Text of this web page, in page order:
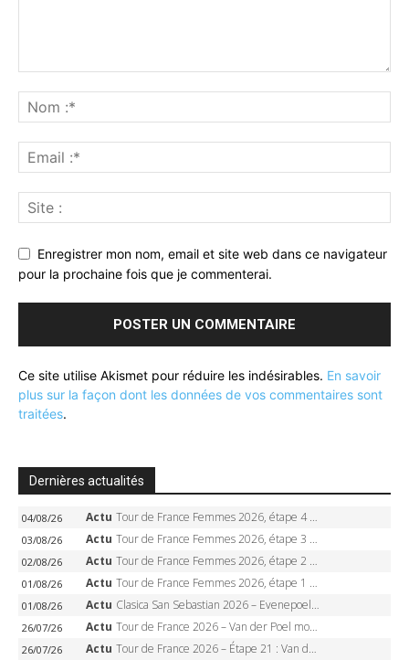
Enregistrer mon nom, email et site web dans ce navigateur
pour la prochaine fois que je commenterai.
Ce site utilise Akismet pour réduire les indésirables. En savoir
plus sur la façon dont les données de vos commentaires sont
traitées.
Dernières actualités
04/08/26 Actu Tour de France Femmes 2026, étape 4 – Marlen Reusser écrase le chrono, Ferrand-Prévot en crise
03/08/26 Actu Tour de France Femmes 2026, étape 3 – Sigrid Haugset en solitaire, 88 km d’échappée, maillot jaune
02/08/26 Actu Tour de France Femmes 2026, étape 2 – Lorena Wiebes doublé à Genève, Markus héroïque, 7e record
01/08/26 Actu Tour de France Femmes 2026, étape 1 – Lorena Wiebes intouchable à Lausanne, premier maillot jaune
01/08/26 Actu Clasica San Sebastian 2026 – Evenepoel recordman, 4e victoire, Carapaz battu au sprint
26/07/26 Actu Tour de France 2026 – Van der Poel monumental à Paris, Pogacar égale le record des cinq sacres
26/07/26 Actu Tour de France 2026 – Étape 21 : Van der Poel, Pogacar, qui succédera à Wout van Aert sur les Champs-Elysées ?